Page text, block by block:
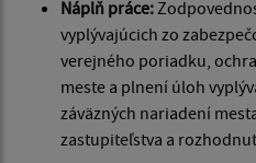
Náplň práce:
vyplývajúcich zo
verejného poriadku,
meste a plnení úloh
záväzných nariadení
zastupiteľstva a